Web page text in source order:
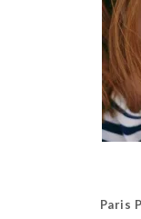
Paris